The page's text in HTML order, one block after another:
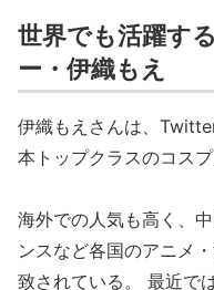
世界でも活躍す
ー・伊織もえ
伊織もえさんは、
本トップクラスのコスプ
海外での人気も高く、
ンスなど各国のアニメ
致されている。 最近で